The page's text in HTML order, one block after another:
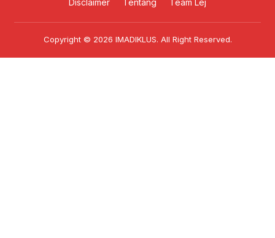
Disclaimer
Tentang Team Lej
Copyright © 2026 IMADIKLUS. All Right Reserved.